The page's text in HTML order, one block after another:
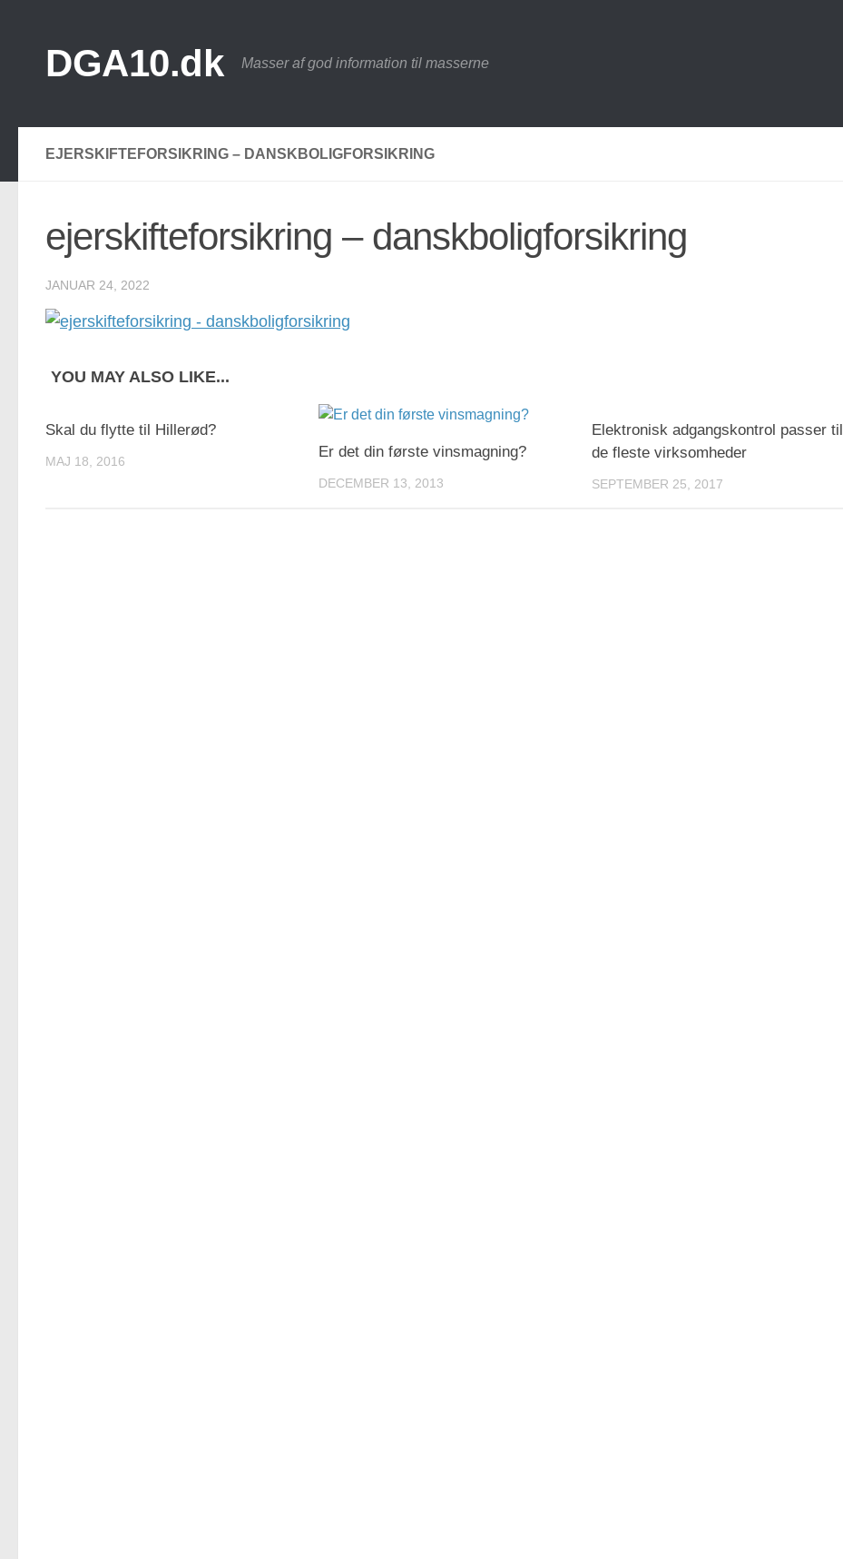
DGA10.dk Masser af god information til masserne
EJERSKIFTEFORSIKRING – DANSKBOLIGFORSIKRING
ejerskifteforsikring – danskboligforsikring
JANUAR 24, 2022
YOU MAY ALSO LIKE...
Skal du flytte til Hillerød?
MAJ 18, 2016
Er det din første vinsmagning?
DECEMBER 13, 2013
Elektronisk adgangskontrol passer til
de fleste virksomheder
SEPTEMBER 25, 2017